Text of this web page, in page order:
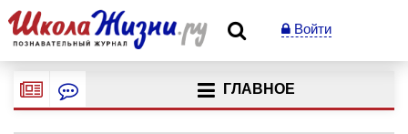
Войти
ГЛАВНОЕ